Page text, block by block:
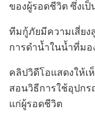
ของผู้รอดชีวิต ซึ่งเป็
ทีมกู้ภัยมีความเสี่ยง
การดำน้ำในน้ำที่มอ
คลิปวิดีโอแสดงให้
สอนวิธีการใช้อุปกร
แก่ผู้รอดชีวิต